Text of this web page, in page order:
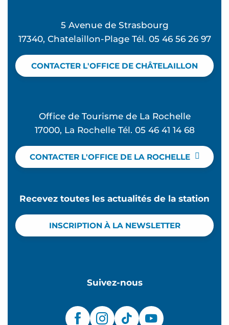
5 Avenue de Strasbourg
17340, Chatelaillon-Plage Tél. 05 46 56 26 97
CONTACTER L'OFFICE DE CHÂTELAILLON
Office de Tourisme de La Rochelle
17000, La Rochelle Tél. 05 46 41 14 68
CONTACTER L'OFFICE DE LA ROCHELLE
Recevez toutes les actualités de la station
INSCRIPTION À LA NEWSLETTER
Suivez-nous